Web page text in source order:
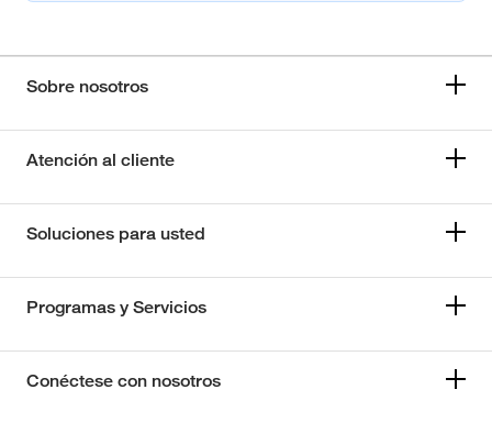
Sobre nosotros
Atención al cliente
Soluciones para usted
Programas y Servicios
Conéctese con nosotros